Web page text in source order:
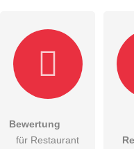
Hiermit akzeptiere
Bewertung
für Restaurant